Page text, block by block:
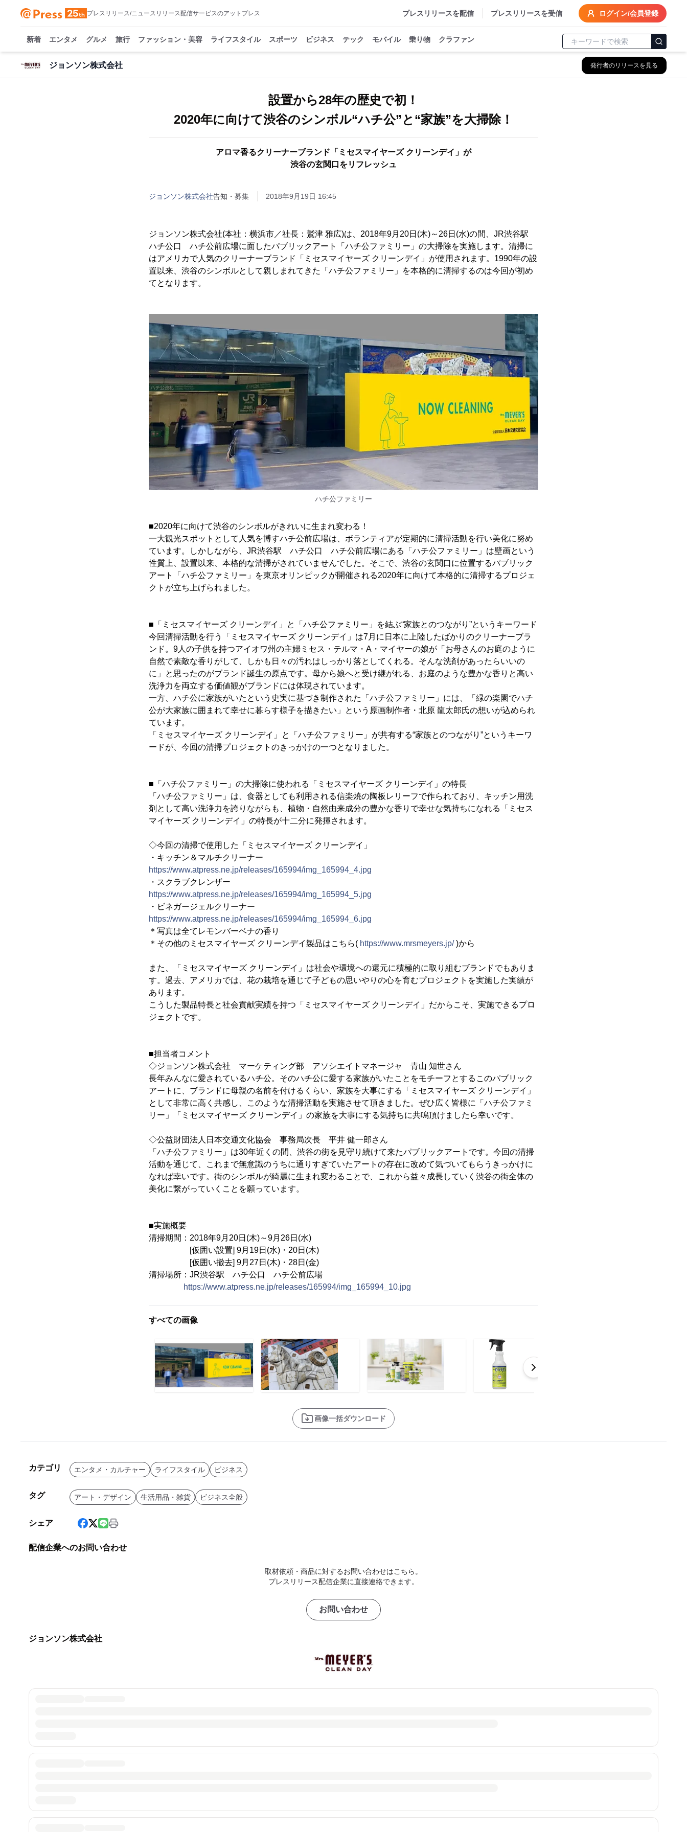
プレスリリース/ニュースリリース配信サービスのアットプレス プレスリリースを配信 プレスリリースを受信 ログイン/会員登録
新着 エンタメ グルメ 旅行 ファッション・美容 ライフスタイル スポーツ ビジネス テック モバイル 乗り物 クラファン
ジョンソン株式会社 発行者のリリースを見る
設置から28年の歴史で初！
2020年に向けて渋谷のシンボル“ハチ公”と“家族”を大掃除！
アロマ香るクリーナーブランド「ミセスマイヤーズ クリーンデイ」が
渋谷の玄関口をリフレッシュ
ジョンソン株式会社告知・募集 2018年9月19日 16:45
ジョンソン株式会社(本社：横浜市／社長：鷲津 雅広)は、2018年9月20日(木)～26日(水)の間、JR渋谷駅
ハチ公口 ハチ公前広場に面したパブリックアート「ハチ公ファミリー」の大掃除を実施します。清掃に
はアメリカで人気のクリーナーブランド「ミセスマイヤーズ クリーンデイ」が使用されます。1990年の設
置以来、渋谷のシンボルとして親しまれてきた「ハチ公ファミリー」を本格的に清掃するのは今回が初め
てとなります。
ハチ公ファミリー
■2020年に向けて渋谷のシンボルがきれいに生まれ変わる！
一大観光スポットとして人気を博すハチ公前広場は、ボランティアが定期的に清掃活動を行い美化に努め
ています。しかしながら、JR渋谷駅 ハチ公口 ハチ公前広場にある「ハチ公ファミリー」は壁画という
性質上、設置以来、本格的な清掃がされていませんでした。そこで、渋谷の玄関口に位置するパブリック
アート「ハチ公ファミリー」を東京オリンピックが開催される2020年に向けて本格的に清掃するプロジェ
クトが立ち上げられました。
■「ミセスマイヤーズ クリーンデイ」と「ハチ公ファミリー」を結ぶ“家族とのつながり”というキーワード
今回清掃活動を行う「ミセスマイヤーズ クリーンデイ」は7月に日本に上陸したばかりのクリーナーブラ
ンド。9人の子供を持つアイオワ州の主婦ミセス・テルマ・A・マイヤーの娘が「お母さんのお庭のように
自然で素敵な香りがして、しかも日々の汚れはしっかり落としてくれる。そんな洗剤があったらいいの
に」と思ったのがブランド誕生の原点です。母から娘へと受け継がれる、お庭のような豊かな香りと高い
洗浄力を両立する価値観がブランドには体現されています。
一方、ハチ公に家族がいたという史実に基づき制作された「ハチ公ファミリー」には、「緑の楽園でハチ
公が大家族に囲まれて幸せに暮らす様子を描きたい」という原画制作者・北原 龍太郎氏の想いが込められ
ています。
「ミセスマイヤーズ クリーンデイ」と「ハチ公ファミリー」が共有する“家族とのつながり”というキーワ
ードが、今回の清掃プロジェクトのきっかけの一つとなりました。
■「ハチ公ファミリー」の大掃除に使われる「ミセスマイヤーズ クリーンデイ」の特長
「ハチ公ファミリー」は、食器としても利用される信楽焼の陶板レリーフで作られており、キッチン用洗
剤として高い洗浄力を誇りながらも、植物・自然由来成分の豊かな香りで幸せな気持ちになれる「ミセス
マイヤーズ クリーンデイ」の特長が十二分に発揮されます。
◇今回の清掃で使用した「ミセスマイヤーズ クリーンデイ」
・キッチン＆マルチクリーナー
https://www.atpress.ne.jp/releases/165994/img_165994_4.jpg
・スクラブクレンザー
https://www.atpress.ne.jp/releases/165994/img_165994_5.jpg
・ビネガージェルクリーナー
https://www.atpress.ne.jp/releases/165994/img_165994_6.jpg
＊写真は全てレモンバーベナの香り
＊その他のミセスマイヤーズ クリーンデイ製品はこちら( https://www.mrsmeyers.jp/)から
また、「ミセスマイヤーズ クリーンデイ」は社会や環境への還元に積極的に取り組むブランドでもありま
す。過去、アメリカでは、花の栽培を通じて子どもの思いやりの心を育むプロジェクトを実施した実績が
あります。
こうした製品特長と社会貢献実績を持つ「ミセスマイヤーズ クリーンデイ」だからこそ、実施できるプロ
ジェクトです。
■担当者コメント
◇ジョンソン株式会社 マーケティング部 アソシエイトマネージャ 青山 知世さん
長年みんなに愛されているハチ公。そのハチ公に愛する家族がいたことをモチーフとするこのパブリック
アートに、ブランドに母親の名前を付けるくらい、家族を大事にする「ミセスマイヤーズ クリーンデイ」
として非常に高く共感し、このような清掃活動を実施させて頂きました。ぜひ広く皆様に「ハチ公ファミ
リー」「ミセスマイヤーズ クリーンデイ」の家族を大事にする気持ちに共鳴頂けましたら幸いです。
◇公益財団法人日本交通文化協会 事務局次長 平井 健一郎さん
「ハチ公ファミリー」は30年近くの間、渋谷の街を見守り続けて来たパブリックアートです。今回の清掃
活動を通じて、これまで無意識のうちに通りすぎていたアートの存在に改めて気づいてもらうきっかけに
なれば幸いです。街のシンボルが綺麗に生まれ変わることで、これから益々成長していく渋谷の街全体の
美化に繋がっていくことを願っています。
■実施概要
清掃期間：2018年9月20日(木)～9月26日(水)
[仮囲い設置] 9月19日(水)・20日(木)
[仮囲い撤去] 9月27日(木)・28日(金)
清掃場所：JR渋谷駅 ハチ公口 ハチ公前広場
https://www.atpress.ne.jp/releases/165994/img_165994_10.jpg
すべての画像
画像一括ダウンロード
カテゴリ エンタメ・カルチャー ライフスタイル ビジネス
タグ アート・デザイン 生活用品・雑貨 ビジネス全般
シェア
配信企業へのお問い合わせ
取材依頼・商品に対するお問い合わせはこちら。
プレスリリース配信企業に直接連絡できます。
お問い合わせ
ジョンソン株式会社